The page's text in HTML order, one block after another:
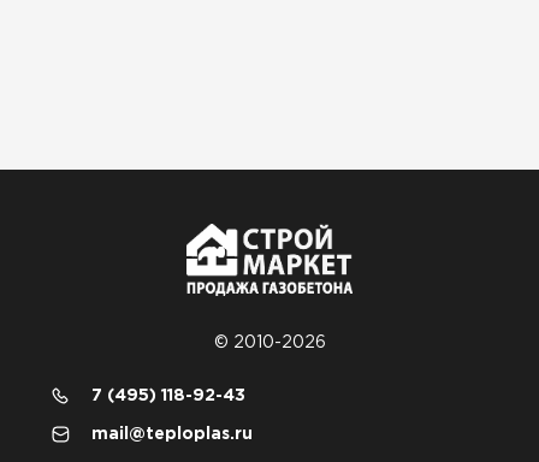
© 2010-2026
7 (495) 118-92-43
mail@teploplas.ru